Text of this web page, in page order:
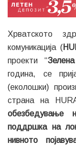
Хрватското
комуникација (
проекти “
година, се
(еколошки)
страна на
обезбедување
поддршка на
нивното